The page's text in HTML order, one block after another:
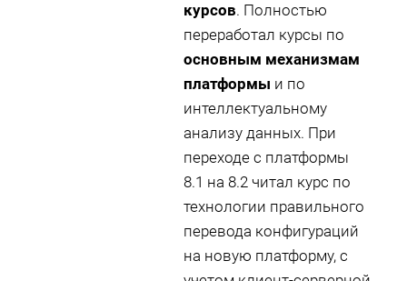
курсов. Полностью
переработал курсы по
основным механизмам
платформы и по
интеллектуальному
анализу данных. При
переходе с платформы
8.1 на 8.2 читал курс по
технологии правильного
перевода конфигураций
на новую платформу, с